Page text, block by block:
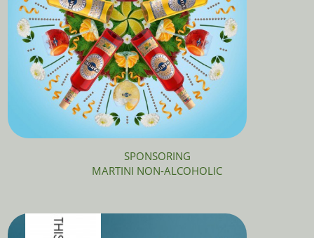
SPONSORING
MARTINI NON-ALCOHOLIC